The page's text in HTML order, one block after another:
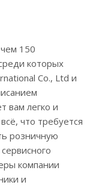
150
которых
Co., Ltd и
вам легко и
что требуется
розничную
компании
и